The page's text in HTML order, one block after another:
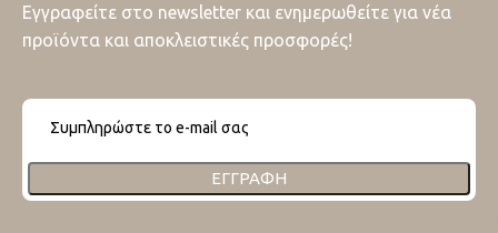
Εγγραφείτε στο newsletter και ενημερωθείτε για νέα
προϊόντα και αποκλειστικές προσφορές!
ΕΓΓΡΑΦΉ